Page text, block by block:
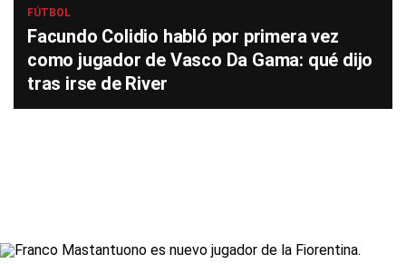
FÚTBOL
Facundo Colidio habló por primera vez
como jugador de Vasco Da Gama: qué dijo
tras irse de River